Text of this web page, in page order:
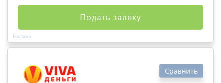
Подать заявку
Сравнить